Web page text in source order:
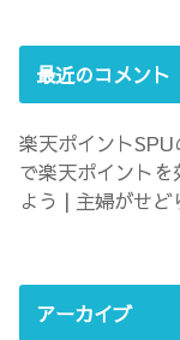
最近のコメント
楽天ポイントSPU
で楽天ポイント
よう | 主婦がせ
アーカイブ